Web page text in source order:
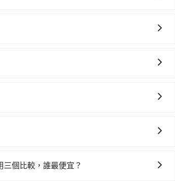
車或客運是到達機場的另一種經濟實惠的交通
。價格會因路線而有所不同。 5. 高鐵：搭乘
選擇最方便和經濟實惠的交通方式。
如Hyundai Staria或Volkswagen T6，一天
、九人座$5,100起。透過app預約tripool
、游輝益自營計程車、大園多元化計程車聯合
個比較，誰最便宜？